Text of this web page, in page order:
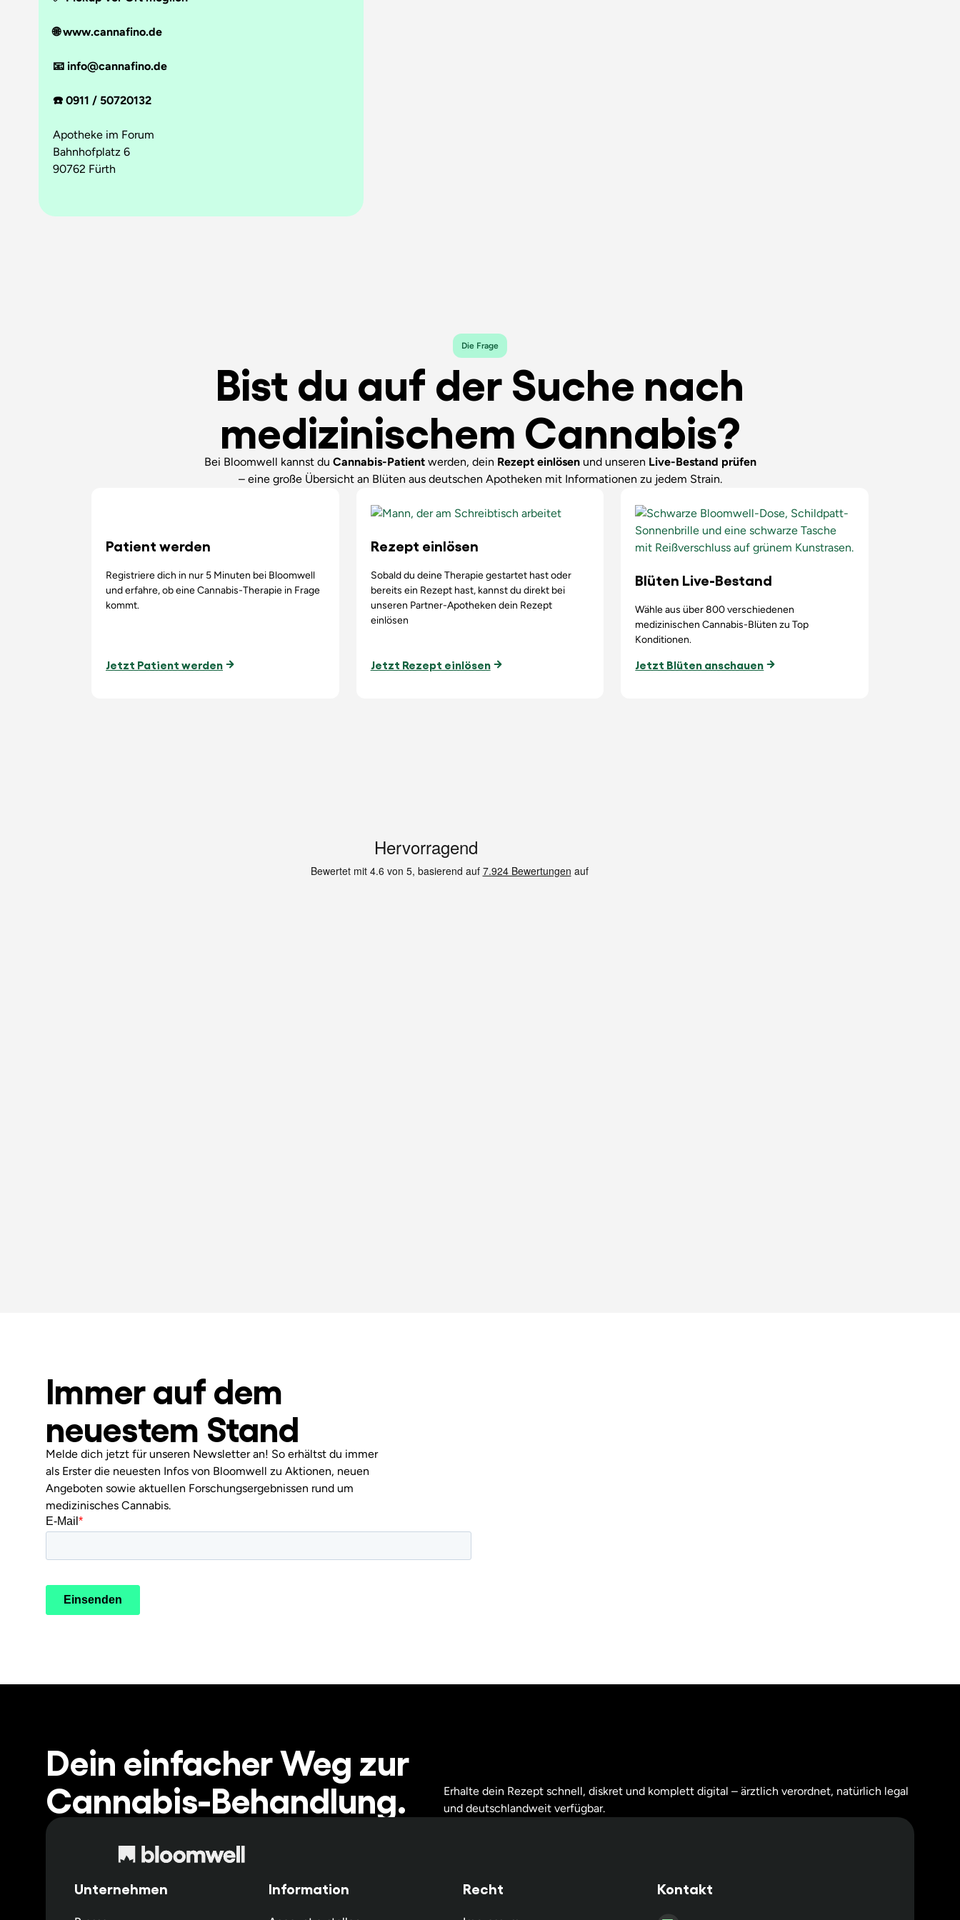
🌐 www.cannafino.de
📧 info@cannafino.de
☎️ 0911 / 50720132
Apotheke im Forum
Bahnhofplatz 6
90762 Fürth
Die Frage
Bist du auf der Suche nach
medizinischem Cannabis?
Bei Bloomwell kannst du Cannabis-Patientwerden, dein Rezept einlösen und unseren Live-Bestand prüfen
– eine große Übersicht an Blüten aus deutschen Apotheken mit Informationen zu jedem Strain.
Patient werden
Registriere dich in nur 5 Minuten bei Bloomwell
und erfahre, ob eine Cannabis-Therapie in Frage
kommt.
Jetzt Patient werden
Rezept einlösen
Sobald du deine Therapie gestartet hast oder
bereits ein Rezept hast, kannst du direkt bei
unseren Partner-Apotheken dein Rezept
einlösen
Jetzt Rezept einlösen
Blüten Live-Bestand
Wähle aus über 800 verschiedenen
medizinischen Cannabis-Blüten zu Top
Konditionen.
Jetzt Blüten anschauen
Immer auf dem
neuestem Stand
Melde dich jetzt für unseren Newsletter an! So erhältst du immer
als Erster die neuesten Infos von Bloomwell zu Aktionen, neuen
Angeboten sowie aktuellen Forschungsergebnissen rund um
medizinisches Cannabis.
Dein einfacher Weg zur
Cannabis-Behandlung.
Erhalte dein Rezept schnell, diskret und komplett digital – ärztlich verordnet, natürlich legal
und deutschlandweit verfügbar.
Unternehmen Information Recht Kontakt